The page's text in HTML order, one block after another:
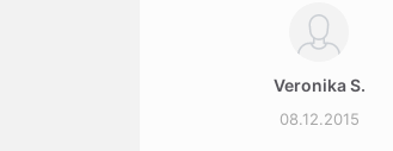
Veronika S.
08.12.2015